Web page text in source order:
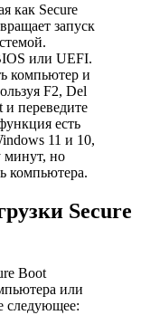
как Secure
запуск
или UEFI.
компьютер и
F2, Del
переведите
есть
11 и 10,
минут, но
компьютера.
Secure
Boot
или
следующее: